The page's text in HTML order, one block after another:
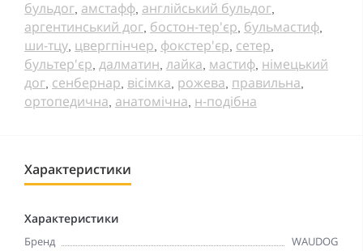
бульдог амстафф англійський бульдог
аргентинський дог бостон-тер'єр бульмастиф
ши-тцу цвергпінчер фокстер'єр сетер
бультер'єр далматин лайка мастиф німецький
дог сенбернар вісімка рожева правильна
ортопедична анатомічна н-подібна
Характеристики
Характеристики
Бренд WAUDOG